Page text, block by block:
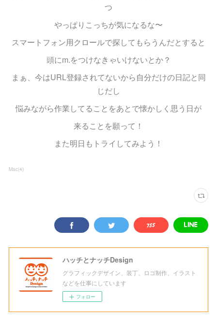
つ
やっぱりこっちが気になるな〜
スマートフォン用クロールで探してもらうんだとすると
頭にm.をつけなきゃいけないとか？
まぁ、今はURL登録されてないから自分だけの日記と同
じだし
悩みながら作業してることをあとで懐かしく思う日が
来ることを願って！
また明日もトライしてみよう！
Mac(4)
ハッチとナッチDesign
グラフィックデザイン、装丁、ロゴ制作、イラスト
などを仕事にしています
フォロー